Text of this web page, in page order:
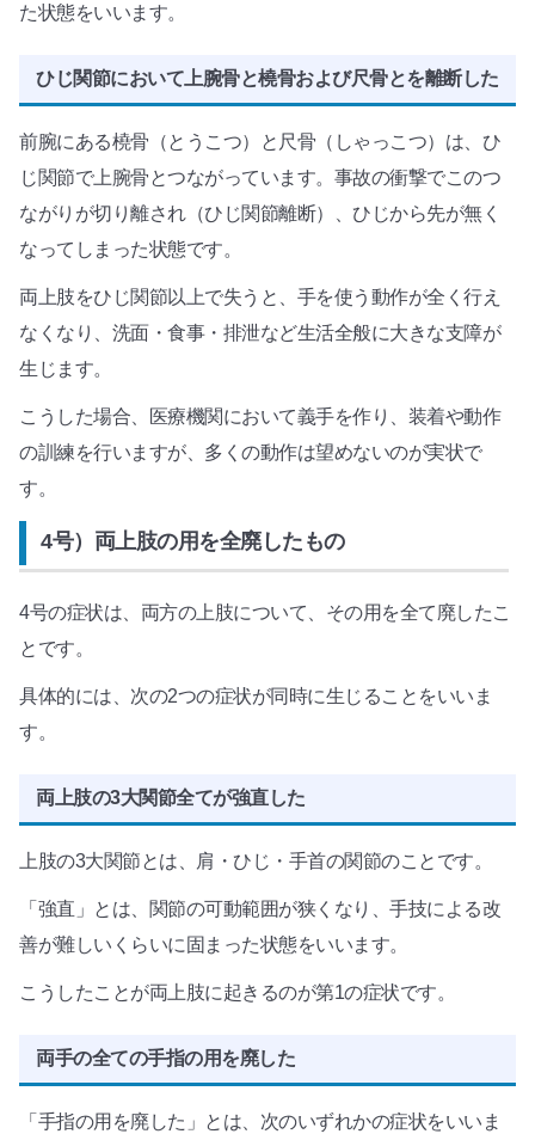
た状態をいいます。
ひじ関節において上腕骨と橈骨および尺骨とを離断した
前腕にある橈骨（とうこつ）と尺骨（しゃっこつ）は、ひ
じ関節で上腕骨とつながっています。事故の衝撃でこのつ
ながりが切り離され（ひじ関節離断）、ひじから先が無く
なってしまった状態です。
両上肢をひじ関節以上で失うと、手を使う動作が全く行え
なくなり、洗面・食事・排泄など生活全般に大きな支障が
生じます。
こうした場合、医療機関において義手を作り、装着や動作
の訓練を行いますが、多くの動作は望めないのが実状で
す。
4号）両上肢の用を全廃したもの
4号の症状は、両方の上肢について、その用を全て廃したこ
とです。
具体的には、次の2つの症状が同時に生じることをいいま
す。
両上肢の3大関節全てが強直した
上肢の3大関節とは、肩・ひじ・手首の関節のことです。
「強直」とは、関節の可動範囲が狭くなり、手技による改
善が難しいくらいに固まった状態をいいます。
こうしたことが両上肢に起きるのが第1の症状です。
両手の全ての手指の用を廃した
「手指の用を廃した」とは、次のいずれかの症状をいいま